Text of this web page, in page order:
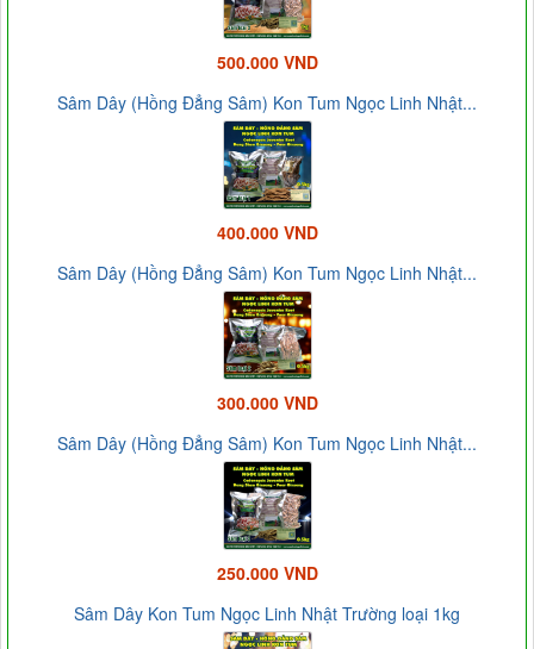
500.000 VND
Sâm Dây (Hồng Đẳng Sâm) Kon Tum Ngọc Linh Nhật...
400.000 VND
Sâm Dây (Hồng Đẳng Sâm) Kon Tum Ngọc Linh Nhật...
300.000 VND
Sâm Dây (Hồng Đẳng Sâm) Kon Tum Ngọc Linh Nhật...
250.000 VND
Sâm Dây Kon Tum Ngọc Linh Nhật Trường loại 1kg